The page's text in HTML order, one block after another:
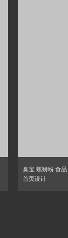
臭宝 螺蛳粉 食
首页设计